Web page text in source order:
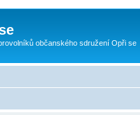
občanského sdružení Opři se